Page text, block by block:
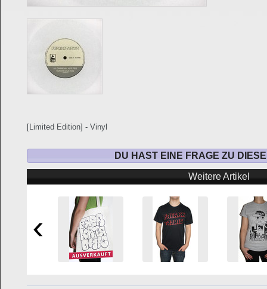
[Limited Edition] - Vinyl
DU HAST EINE FRAGE ZU
Weitere Artikel